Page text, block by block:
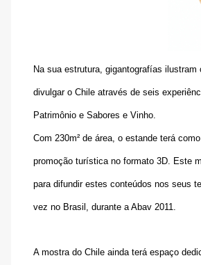
Na sua estrutura, gigantografías
divulgar o Chile através de seis
Patrimônio e Sabores e Vinho.
Com 230m² de área, o estande terá
promoção turística no formato 3D. Este
para difundir estes conteúdos nos seus
vez no Brasil, durante a Abav 2011.
A mostra do Chile ainda terá espaço